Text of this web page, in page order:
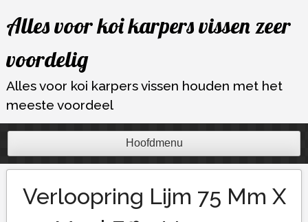
naar
inhoud
Alles voor koi karpers vissen zeer
voordelig
Alles voor koi karpers vissen houden met het
meeste voordeel
Hoofdmenu
Verloopring Lijm 75 Mm X